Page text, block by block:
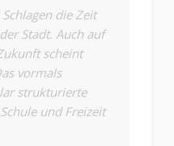
die Zeit
Stadt. Auch auf
scheint
vormals
strukturierte
und Freizeit